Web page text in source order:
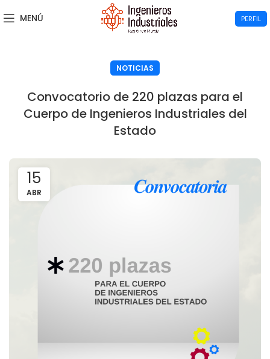
MENÚ PERFIL
NOTICIAS
Convocatorio de 220 plazas para el
Cuerpo de Ingenieros Industriales del
Estado
15
ABR